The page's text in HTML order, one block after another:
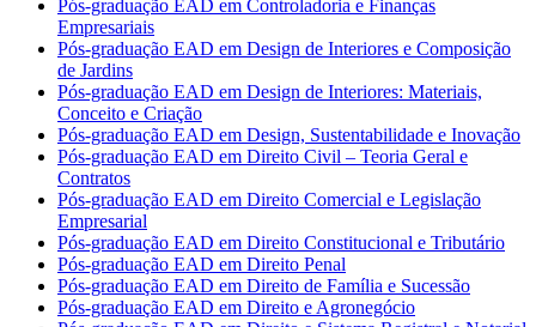
Pós-graduação EAD em Controladoria e Finanças
Empresariais
Pós-graduação EAD em Design de Interiores e Composição
de Jardins
Pós-graduação EAD em Design de Interiores: Materiais,
Conceito e Criação
Pós-graduação EAD em Design, Sustentabilidade e Inovação
Pós-graduação EAD em Direito Civil – Teoria Geral e
Contratos
Pós-graduação EAD em Direito Comercial e Legislação
Empresarial
Pós-graduação EAD em Direito Constitucional e Tributário
Pós-graduação EAD em Direito Penal
Pós-graduação EAD em Direito de Família e Sucessão
Pós-graduação EAD em Direito e Agronegócio